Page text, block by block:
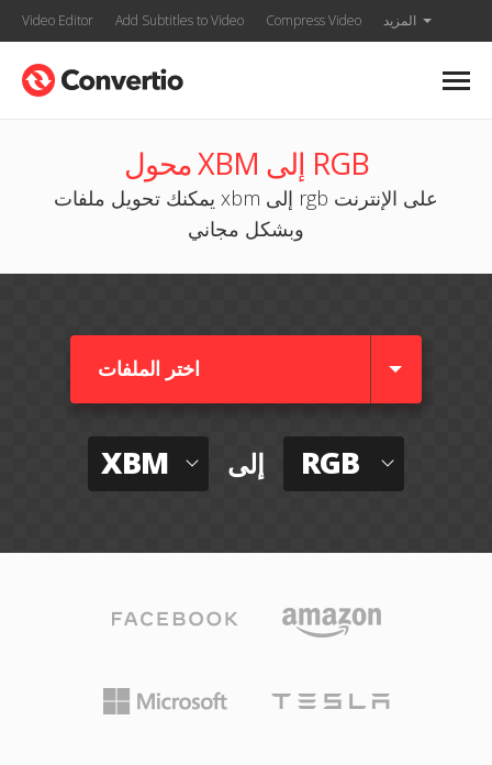
Video Editor Add Subtitles to Video Compress Video المزيد
محول XBM إلى RGB
يمكنك تحويل ملفات xbm إلى rgb على الإنترنت
وبشكل مجاني
اختر الملفات
XBM إلى RGB